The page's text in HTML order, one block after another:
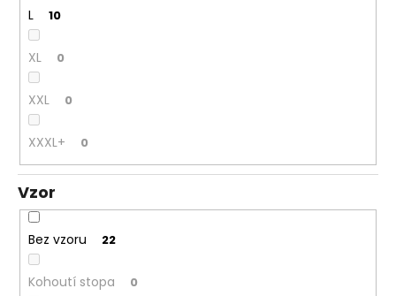
L 10
XL 0
XXL 0
XXXL+ 0
Vzor
Bez vzoru 22
Kohoutí stopa 0